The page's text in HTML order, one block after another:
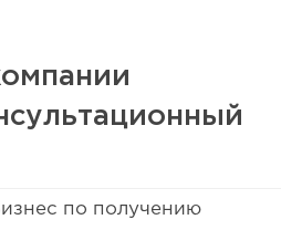
по получению